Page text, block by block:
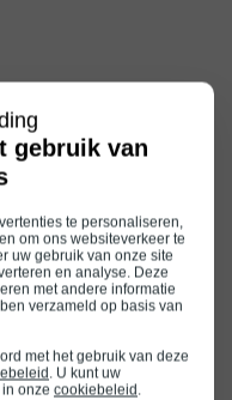
gebruik van
te personaliseren,
om ons websiteverkeer te
uw gebruik van onze site
en analyse. Deze
met andere informatie
verzameld op basis van
met het gebruik van deze
. U kunt uw
onze cookiebeleid.